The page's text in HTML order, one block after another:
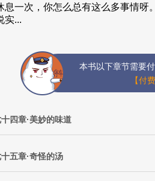
息一次，你怎么总有这么多事
...
本书以下章节需要
【付
四章·美妙的味道
五章·奇怪的汤